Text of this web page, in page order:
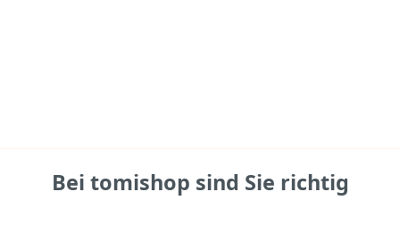
Bei tomishop sind Sie richtig